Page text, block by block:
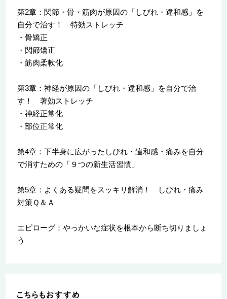
第2章：関節・骨・筋肉が原因の「しびれ・違和感」を
自分で治す！ 特効ストレッチ
・骨矯正
・関節矯正
・筋肉柔軟化
第3章：神経が原因の「しびれ・違和感」を自分で治
す！ 著効ストレッチ
・神経正常化
・部位正常化
第4章：下半身に広がったしびれ・違和感・痛みを自分
で消すための「９つの新生活習慣」
第5章：よくある疑問をスッキリ解消！ しびれ・痛み
対策Ｑ＆Ａ
エピローグ：やっかいな症状を根本から断ち切りましょ
う